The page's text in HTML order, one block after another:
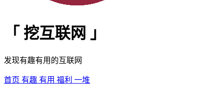
「 挖互联网 」
发现有趣有用的互联网
首页 有趣 有用 福利 一堆